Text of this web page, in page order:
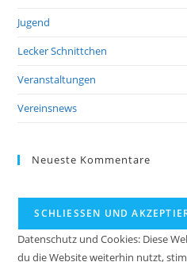
Jugend
Lecker Schnittchen
Veranstaltungen
Vereinsnews
Neueste Kommentare
Datenschutz und Cookies: Diese
du die Website weiterhin nutzt,